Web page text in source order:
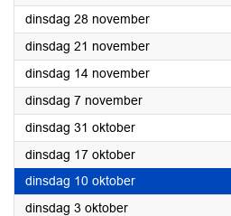
dinsdag 28 november2023
dinsdag 21 november2023
dinsdag 14 november2023
dinsdag 7 november2023
dinsdag 31 oktober2023
dinsdag 17 oktober2023
dinsdag 10 oktober2023
dinsdag 3 oktober2023